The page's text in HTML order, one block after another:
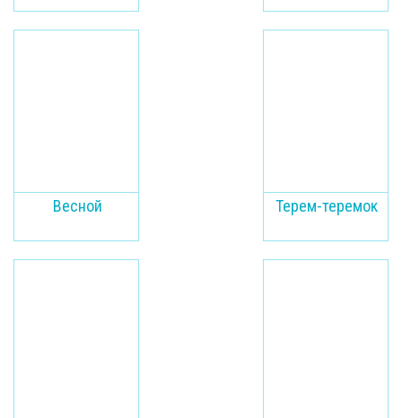
Весной Терем-теремок